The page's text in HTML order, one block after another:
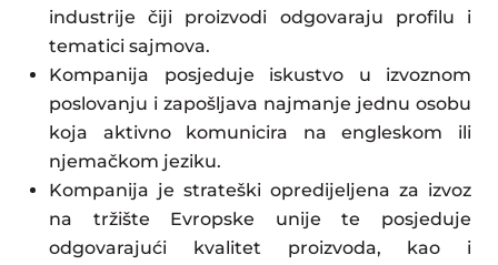
industrije čiji proizvodi odgovaraju profilu i
tematici sajmova.
Kompanija posjeduje iskustvo u izvoznom
poslovanju i zapošljava najmanje jednu osobu
koja aktivno komunicira na engleskom ili
njemačkom jeziku.
Kompanija je strateški opredijeljena za izvoz
na tržište Evropske unije te posjeduje
odgovarajući kvalitet proizvoda, kao i